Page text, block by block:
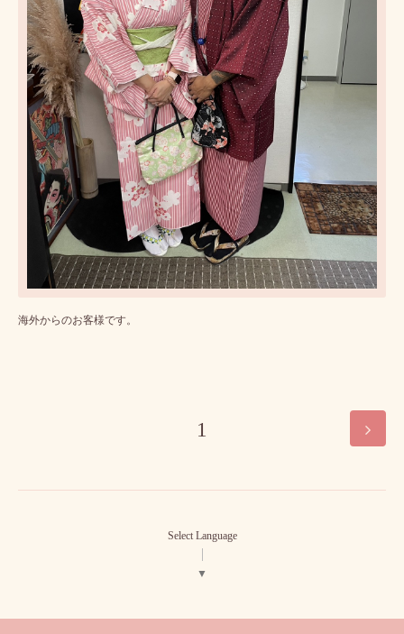
海外からのお客様です。
1
Select Language
▼